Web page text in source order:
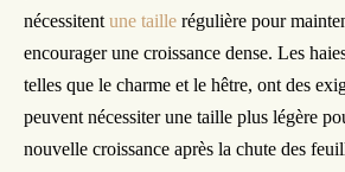
nécessitent une taille régulière pour
encourager une croissance dense. Les
telles que le charme et le hêtre, ont des
peuvent nécessiter une taille plus légère
nouvelle croissance après la chute des